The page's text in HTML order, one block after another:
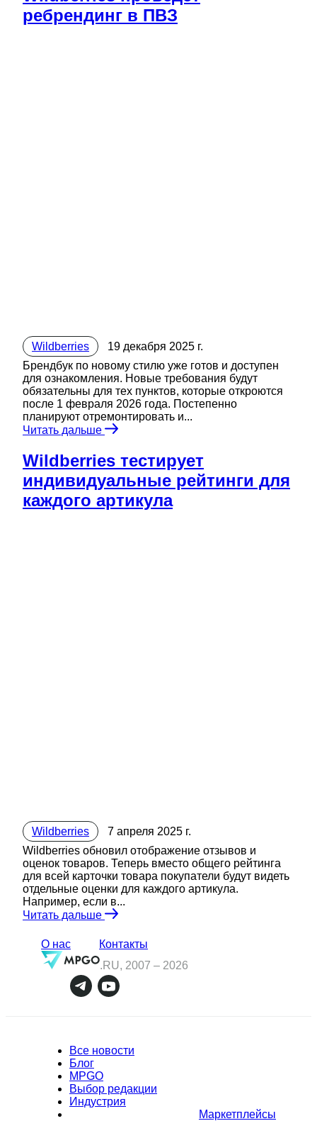
ребрендинг в ПВЗ
Wildberries
19 декабря 2025 г.
Брендбук по новому стилю уже готов и доступен
для ознакомления. Новые требования будут
обязательны для тех пунктов, которые откроются
после 1 февраля 2026 года. Постепенно
планируют отремонтировать и...
Читать дальше
Wildberries тестирует
индивидуальные рейтинги для
каждого артикула
Wildberries
7 апреля 2025 г.
Wildberries обновил отображение отзывов и
оценок товаров. Теперь вместо общего рейтинга
для всей карточки товара покупатели будут видеть
отдельные оценки для каждого артикула.
Например, если в...
Читать дальше
О нас
Контакты
.RU, 2007 – 2026
Все новости
Блог
MPGO
Выбор редакции
Индустрия
Маркетплейсы